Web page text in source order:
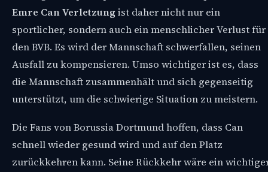
Emre Can Verletzungist daher nicht nur ein
sportlicher, sondern auch ein menschlicher Verlust für
den BVB. Es wird der Mannschaft schwerfallen, seinen
Ausfall zu kompensieren. Umso wichtiger ist es, dass
die Mannschaft zusammenhält und sich gegenseitig
unterstützt, um die schwierige Situation zu meistern.
Die Fans von Borussia Dortmund hoffen, dass Can
schnell wieder gesund wird und auf den Platz
zurückkehren kann. Seine Rückkehr wäre ein